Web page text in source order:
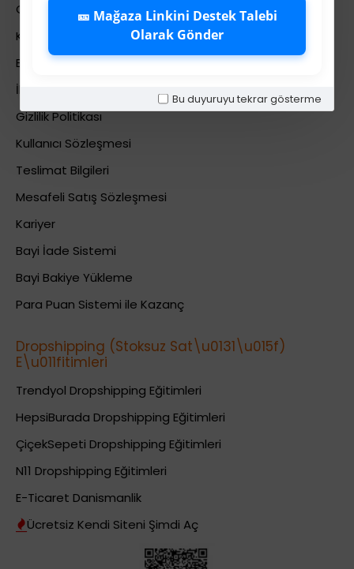
🎫 Mağaza Linkini Destek Talebi
Olarak Gönder
Bu duyuruyu tekrar gösterme
Colezium Hakkında
Kurumsal Bilgiler
Banka Hesab Bilgileri
İletişim
Gizlilik Politikası
Kullanıcı Sözleşmesi
Teslimat Bilgileri
Mesafeli Satış Sözleşmesi
Kariyer
Bayi İade Sistemi
Bayi Bakiye Yükleme
Para Puan Sistemi ile Kazanç
Dropshipping (Stoksuz Sat\u0131\u015f)
E\u011fitimleri
Trendyol Dropshipping Eğitimleri
HepsiBurada Dropshipping Eğitimleri
ÇiçekSepeti Dropshipping Eğitimleri
N11 Dropshipping Eğitimleri
E-Ticaret Danismanlik
Ücretsiz Kendi Siteni Şimdi Aç